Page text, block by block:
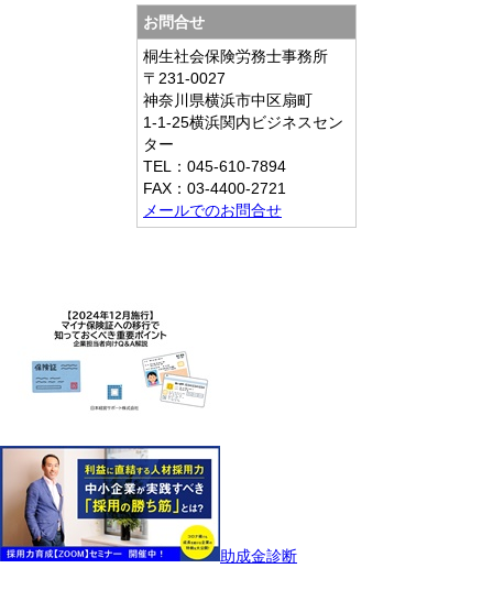
お問合せ
桐生社会保険労務士事務所
〒231-0027
神奈川県横浜市中区扇町
1-1-25横浜関内ビジネスセン
ター
TEL：045-610-7894
FAX：03-4400-2721
メールでのお問合せ
助成金診断